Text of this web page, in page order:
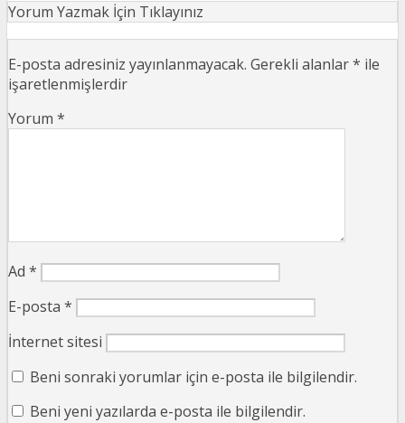
Yorum Yazmak İçin Tıklayınız
E-posta adresiniz yayınlanmayacak. Gerekli alanlar* ile
işaretlenmişlerdir
Yorum *
Ad *
E-posta *
İnternet sitesi
Beni sonraki yorumlar için e-posta ile bilgilendir.
Beni yeni yazılarda e-posta ile bilgilendir.